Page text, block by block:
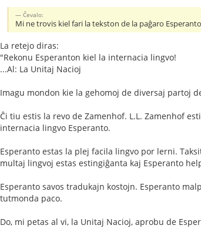
Ĉevalo:
Mi ne trovis kiel fari la tekston de la paĝaro
La retejo diras:
"Rekonu Esperanton kiel la internacia lingvo!
...Al: La Unitaj Nacioj
Imagu mondon kie la gehomoj de diversaj partoj
Ĉi tiu estis la revo de Zamenhof. L.L. Zamenhof
internacia lingvo Esperanto.
Esperanto estas la plej facila lingvo por lerni.
multaj lingvoj estas estingiĝanta kaj Esperanto
Esperanto savos tradukajn kostojn. Esperanto
tutmonda paco.
Do, mi petas al vi, la Unitaj Nacioj, aprobu de